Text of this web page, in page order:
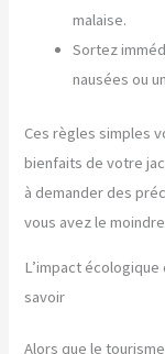
malaise.
Sortez
nausées ou
Ces règles simples
bienfaits de votre
à demander des
vous avez le
L’impact écologique
savoir
Alors que le